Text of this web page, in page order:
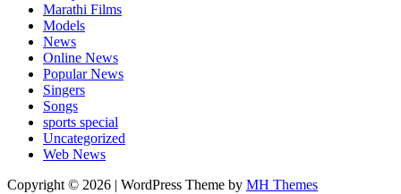
Marathi Films
Models
News
Online News
Popular News
Singers
Songs
sports special
Uncategorized
Web News
Copyright © 2026 | WordPress Theme by MH Themes